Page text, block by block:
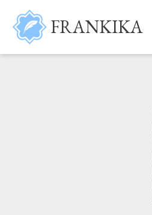
Skip to main content
FRANKIKA